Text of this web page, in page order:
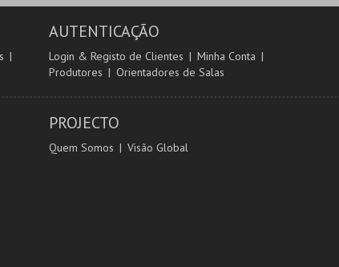
AUTENTICAÇÃO
Login & Registo de Clientes
Minha Conta
Produtores
Orientadores de Salas
PROJECTO
Quem Somos Visão Global